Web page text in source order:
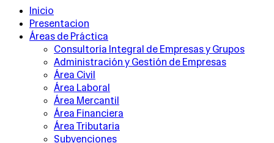
Inicio
Presentacion
Áreas de Práctica
Consultoría Integral de Empresas y Grupos
Administración y Gestión de Empresas
Área Civil
Área Laboral
Área Mercantil
Área Financiera
Área Tributaria
Subvenciones